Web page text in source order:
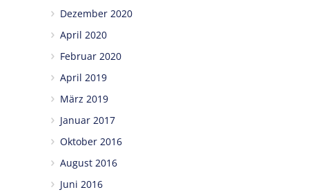
Dezember 2020
April 2020
Februar 2020
April 2019
März 2019
Januar 2017
Oktober 2016
August 2016
Juni 2016